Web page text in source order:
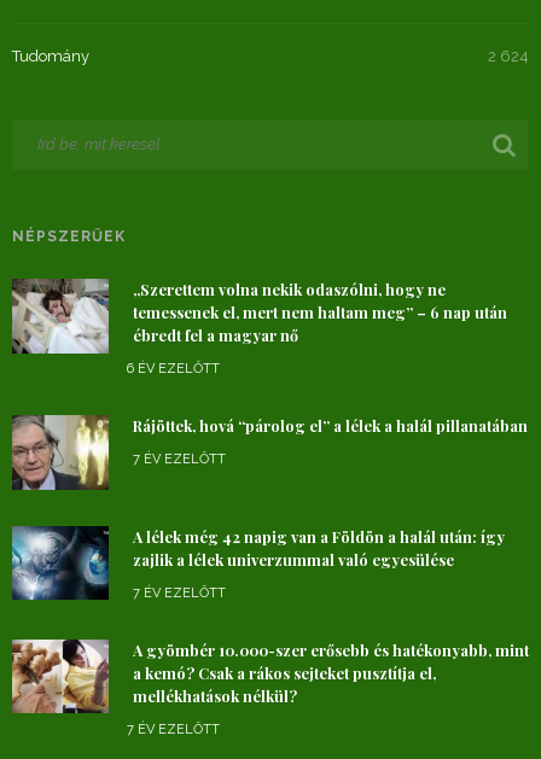
Tudomány 2 624
NÉPSZERŰEK
„Szerettem volna nekik odaszólni, hogy ne
temessenek el, mert nem haltam meg” – 6 nap után
ébredt fel a magyar nő
6 ÉV EZELŐTT
Rájöttek, hová “párolog el” a lélek a halál pillanatában
7 ÉV EZELŐTT
A lélek még 42 napig van a Földön a halál után: így
zajlik a lélek univerzummal való egyesülése
7 ÉV EZELŐTT
A gyömbér 10.000-szer erősebb és hatékonyabb, mint
a kemó? Csak a rákos sejteket pusztítja el,
mellékhatások nélkül?
7 ÉV EZELŐTT